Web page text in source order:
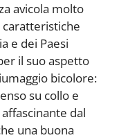
avicola molto
caratteristiche
e dei Paesi
il suo aspetto
bicolore:
su collo e
dal
una buona